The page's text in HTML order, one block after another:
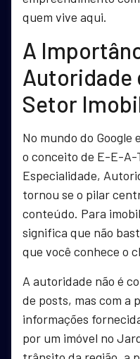
quem vive aqui.
A
Autoridade
Setor
No mundo do
o conceito de E-E-A-
Especialidade,
tornou se o pilar
conteúdo. Para
significa que não
que você conhece o
A autoridade não é
de posts, mas com a
informações
por um imóvel no